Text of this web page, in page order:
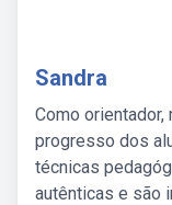
Sandra
Como orientador,
progresso dos
técnicas
autênticas e são